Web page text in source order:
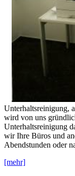
Unterhaltsreinigung,
wird von uns
Unterhaltsreinigung
wir Ihre Büros und
Abendstunden oder
[mehr]